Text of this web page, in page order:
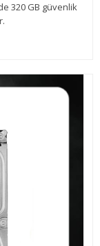
320 GB güvenlik